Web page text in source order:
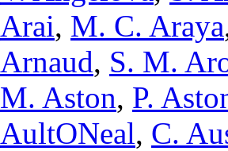
Arai, M. C. Araya
Arnaud, S. M.
M. Aston, P.
AultONeal, C.